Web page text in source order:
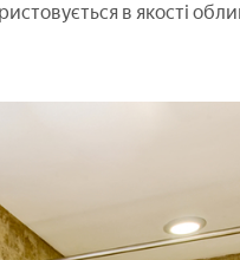
в якості